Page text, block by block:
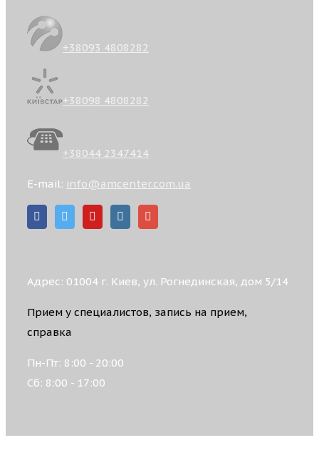
+38093 4808282
+38098 4808282
+38044 2347414
E-mail: info@amcenter.com.ua
Адрес: 01004 г. Киев, ул. Рогнединская, дом 5/14
Прием у специалистов, запись на прием,
справка
Пн-Пт: 8:00 - 20:00
Сб: 8:00 - 17:00